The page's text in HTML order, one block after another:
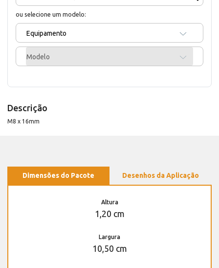
ou selecione um modelo:
Equipamento
Modelo
Descrição
M8 x 16mm
Dimensões do Pacote Desenhos da Aplicação
Altura
1,20 cm
Largura
10,50 cm